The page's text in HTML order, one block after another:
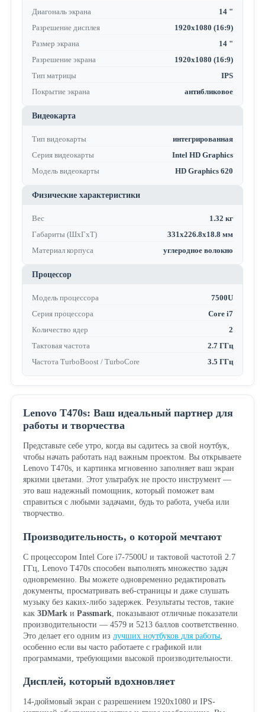
Диагональ экрана
14 "
Разрешение дисплея
1920x1080 (16:9)
Размер экрана
14 "
Разрешение экрана
1920x1080 (16:9)
Тип матрицы
IPS
Покрытие экрана
антибликовое
Видеокарта
Тип видеокарты
интегрированная
Серия видеокарты
Intel HD Graphics
Модель видеокарты
HD Graphics 620
Физические характеристики
Вес
1.32 кг
Габариты (ШхГхТ)
331x226.8x18.8 мм
Материал корпуса
углеродное волокно
Процессор
Модель процессора
7500U
Серия процессора
Core i7
Количество ядер
2
Тактовая частота
2.7 ГГц
Частота TurboBoost / TurboCore
3.5 ГГц
Lenovo T470s: Ваш идеальный партнер для
работы и творчества
Представьте себе утро, когда вы садитесь за свой ноутбук,
чтобы начать работать над важным проектом. Вы открываете
Lenovo T470s, и картинка мгновенно заполняет ваш экран
яркими цветами. Этот ультрабук не просто инструмент —
это ваш надежный помощник, который поможет вам
справиться с любыми задачами, будь то работа, учеба или
творчество.
Производительность, о которой мечтают
С процессором Intel Core i7-7500U и тактовой частотой 2.7
ГГц, Lenovo T470s способен выполнять множество задач
одновременно. Вы можете одновременно редактировать
документы, просматривать веб-страницы и даже слушать
музыку без каких-либо задержек. Результаты тестов, такие
как 3DMark и Passmark , показывают отличные показатели
производительности — 4579 и 5213 баллов соответственно.
Это делает его одним из лучших ноутбуков для работы,
особенно если вы часто работаете с графикой или
программами, требующими высокой производительности.
Дисплей, который вдохновляет
14-дюймовый экран с разрешением 1920x1080 и IPS-